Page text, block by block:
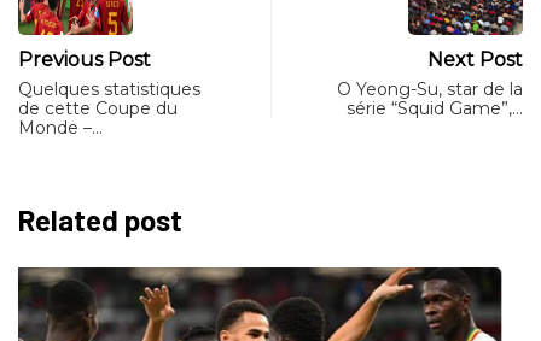
Previous Post
Quelques statistiques
de cette Coupe du
Monde –…
Next Post
O Yeong-Su, star de la
série “Squid Game”,…
Related post